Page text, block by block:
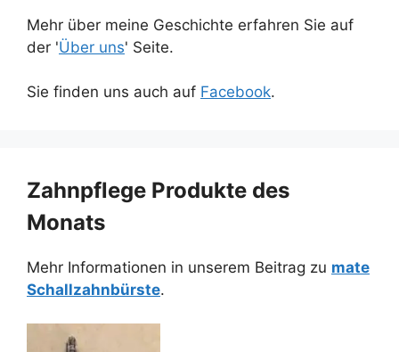
Mehr über meine Geschichte erfahren Sie auf
der 'Über uns' Seite.
Sie finden uns auch auf Facebook.
Zahnpflege Produkte des
Monats
Mehr Informationen in unserem Beitrag zu mate
Schallzahnbürste.